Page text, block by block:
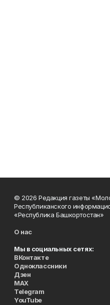
© 2026 Редакция газеты
Республиканского
«Республика Башкортостан»
О нас
Мы в социальных сетях:
ВКонтакте
Одноклассники
Дзен
MAX
Telegram
YouTube